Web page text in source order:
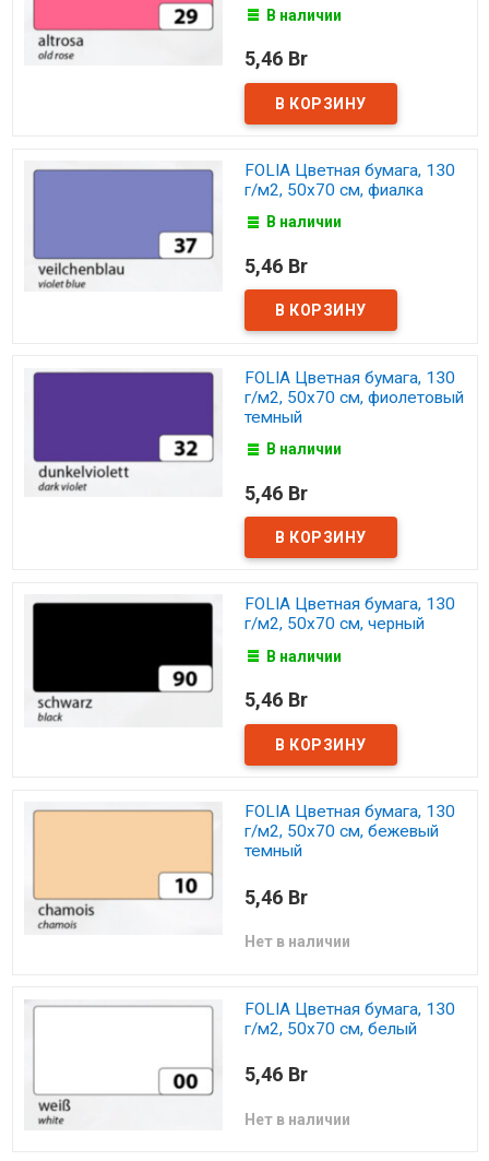
В наличии
5,46 Br
FOLIA Цветная бумага, 130
г/м2, 50х70 см, фиалка
В наличии
5,46 Br
FOLIA Цветная бумага, 130
г/м2, 50х70 см, фиолетовый
темный
В наличии
5,46 Br
FOLIA Цветная бумага, 130
г/м2, 50х70 см, черный
В наличии
5,46 Br
FOLIA Цветная бумага, 130
г/м2, 50х70 см, бежевый
темный
5,46 Br
Нет в наличии
FOLIA Цветная бумага, 130
г/м2, 50х70 см, белый
5,46 Br
Нет в наличии